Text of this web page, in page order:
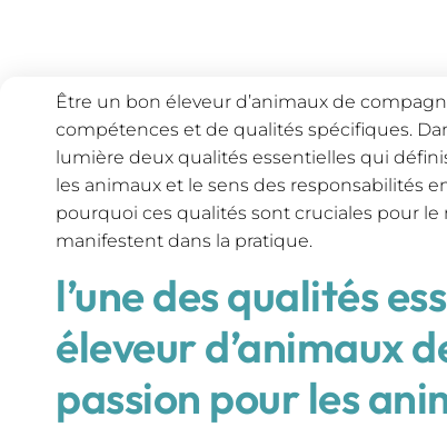
Être un bon éleveur d’animaux de
compétences et de qualités spécifiques.
lumière deux qualités essentielles qui
les animaux et le sens des responsabilités
pourquoi ces qualités sont cruciales pour
manifestent dans la pratique.
l’une des qualités
éleveur d’animaux
passion pour les